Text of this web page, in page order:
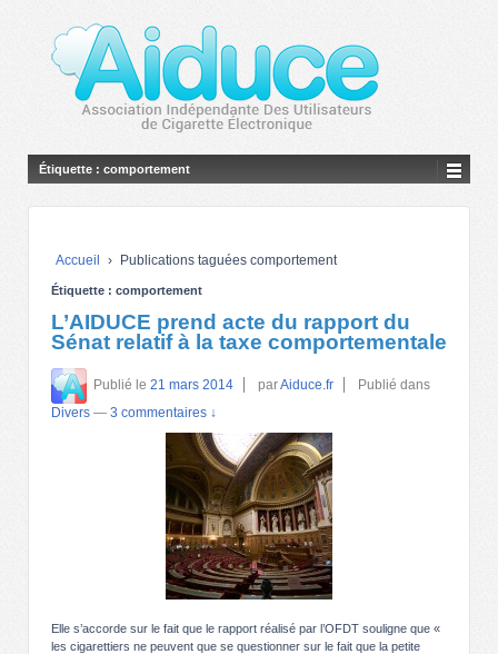
Étiquette : comportement
Accueil › Publications taguées comportement
Étiquette : comportement
L’AIDUCE prend acte du rapport du
Sénat relatif à la taxe comportementale
Publié le 21 mars 2014 parAiduce.fr
Publié dans
Divers — 3 commentaires ↓
Elle s’accorde sur le fait que le rapport réalisé par l’OFDT souligne que «
les cigarettiers ne peuvent que se questionner sur le fait que la petite